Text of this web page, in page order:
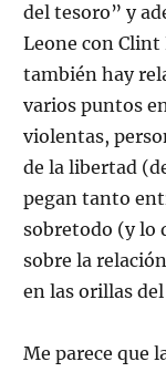
del tesoro” y
Leone con Clint
también hay
varios puntos
violentas,
de la libertad
pegan tanto
sobretodo (y lo
sobre la
en las orillas
Me parece que